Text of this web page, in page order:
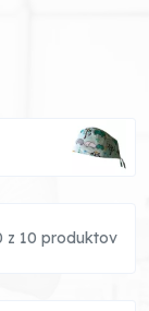
z 10 produktov